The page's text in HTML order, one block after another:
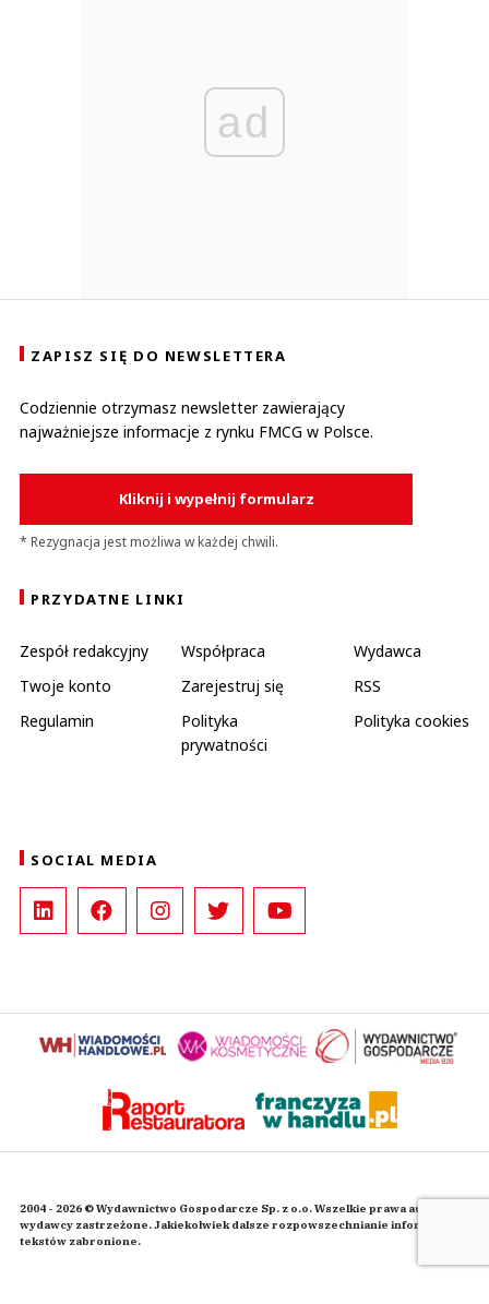
ad
ZAPISZ SIĘ DO NEWSLETTERA
Codziennie otrzymasz newsletter zawierający
najważniejsze informacje z rynku FMCG w Polsce.
Kliknij i wypełnij formularz
* Rezygnacja jest możliwa w każdej chwili.
PRZYDATNE LINKI
Zespół redakcyjny Współpraca
Wydawca
Twoje konto
Zarejestruj się
RSS
Regulamin
Polityka
prywatności
Polityka cookies
SOCIAL MEDIA
2004 - 2026 © Wydawnictwo Gospodarcze Sp. z o.o. Wszelkie prawa autorskie
wydawcy zastrzeżone. Jakiekolwiek dalsze rozpowszechnianie informacji i
tekstów zabronione.